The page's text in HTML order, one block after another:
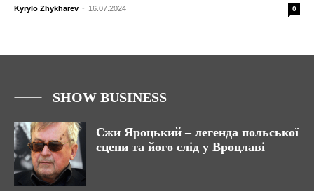
Kyrylo Zhykharev - 16.07.2024 0
SHOW BUSINESS
Єжи Яроцький – легенда польської
сцени та його слід у Вроцлаві